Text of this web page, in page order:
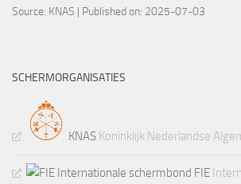
Source: KNAS Published on: 2025-07-03
SCHERMORGANISATIES
KNAS Koninklijk Nederlandse
FIE